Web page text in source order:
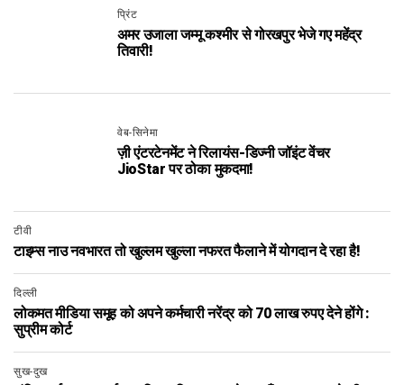
प्रिंट
अमर उजाला जम्मू कश्मीर से गोरखपुर भेजे गए महेंद्र
तिवारी!
वेब-सिनेमा
ज़ी एंटरटेनमेंट ने रिलायंस-डिज्नी जॉइंट वेंचर
JioStar पर ठोका मुकदमा!
टीवी
टाइम्स नाउ नवभारत तो खुल्लम खुल्ला नफरत फैलाने में योगदान दे रहा है!
दिल्ली
लोकमत मीडिया समूह को अपने कर्मचारी नरेंद्र को 70 लाख रुपए देने होंगे :
सुप्रीम कोर्ट
सुख-दुख